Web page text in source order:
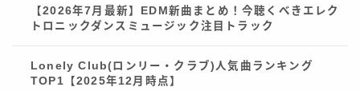
【2026年7月最新】EDM新曲まとめ！今聴くべきエレク
トロニックダンスミュージック注目トラック
Lonely Club(ロンリー・クラブ)人気曲ランキング
TOP1【2025年12月時点】